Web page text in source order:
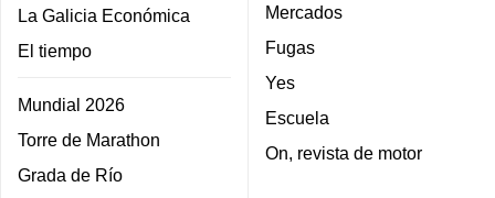
La Galicia Económica
El tiempo
Mundial 2026
Torre de Marathon
Grada de Río
Mercados
Fugas
Yes
Escuela
On, revista de motor